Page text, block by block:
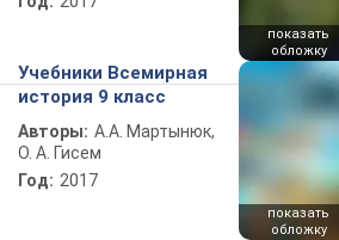
показать
обложку
Учебники Всемирная
история 9 класс
Авторы: А.А. Мартынюк,
О. А. Гисем
Год: 2017
показать
обложку